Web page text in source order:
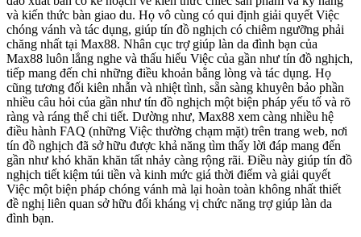
và kiến thức bàn giao du. Họ vô cùng có qui định giải quyết Việc
chóng vánh và tác dụng, giúp tín đồ nghịch có chiêm ngưỡng phải
chăng nhất tại Max88. Nhân cục trợ giúp làn da đình bạn của
Max88 luôn lắng nghe và thấu hiểu Việc của gần như tín đồ nghịch,
tiếp mang đến chi những điều khoản bằng lòng và tác dụng. Họ
cũng tương đối kiên nhẫn và nhiệt tình, sẵn sàng khuyên bảo phần
nhiều câu hỏi của gần như tín đồ nghịch một biện pháp yếu tố và rõ
ràng và ráng thể chi tiết. Dường như, Max88 xem càng nhiều hệ
điều hành FAQ (những Việc thường chạm mặt) trên trang web, nơi
tín đồ nghịch đã sở hữu được khả năng tìm thấy lời đáp mang đến
gần như khó khăn khăn tất nhảy càng rộng rãi. Điều này giúp tín đồ
nghịch tiết kiệm túi tiền và kinh mức giá thời điểm và giải quyết
Việc một biện pháp chóng vánh mà lại hoàn toàn không nhất thiết
đề nghị liên quan sở hữu đối kháng vị chức năng trợ giúp làn da
đình bạn.